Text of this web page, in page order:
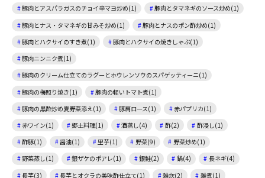
豚肉とアスパラガスのチョイ辛マヨ炒め(1)
豚肉とタマネギのソース炒め(1)
豚肉とナス・タマネギの甘みそ炒め(1)
豚肉とナスのポン酢炒め(1)
豚肉とハクサイのすき煮(1)
豚肉とハクサイの焼きしゃぶ(1)
豚肉ニンニク煮(1)
豚肉のクリーム仕立てのラグーとホウレンソウのスパゲッティーニ(1)
豚肉の梅照り焼き(1)
豚肉の軽いトマト煮(1)
豚肉の黒酢炒め夏野菜添え(1)
豚肩ロース(1)
赤パプリカ(1)
赤ワイン(1)
郷土料理(1) 酒蒸し(4) 酢(2)
酢浸し(1)
酢豚(1)
醤油(1) 里芋(1) 野菜(9)
野菜炒め(1)
野菜蒸し(1)
銀ザケのポアレ(1) 銀鮭(2) 鍋(4)
長ネギ(4)
長芋(3)
長芋とオクラの美味酢仕立て(1) 雑炊(2)
雑煮(1)